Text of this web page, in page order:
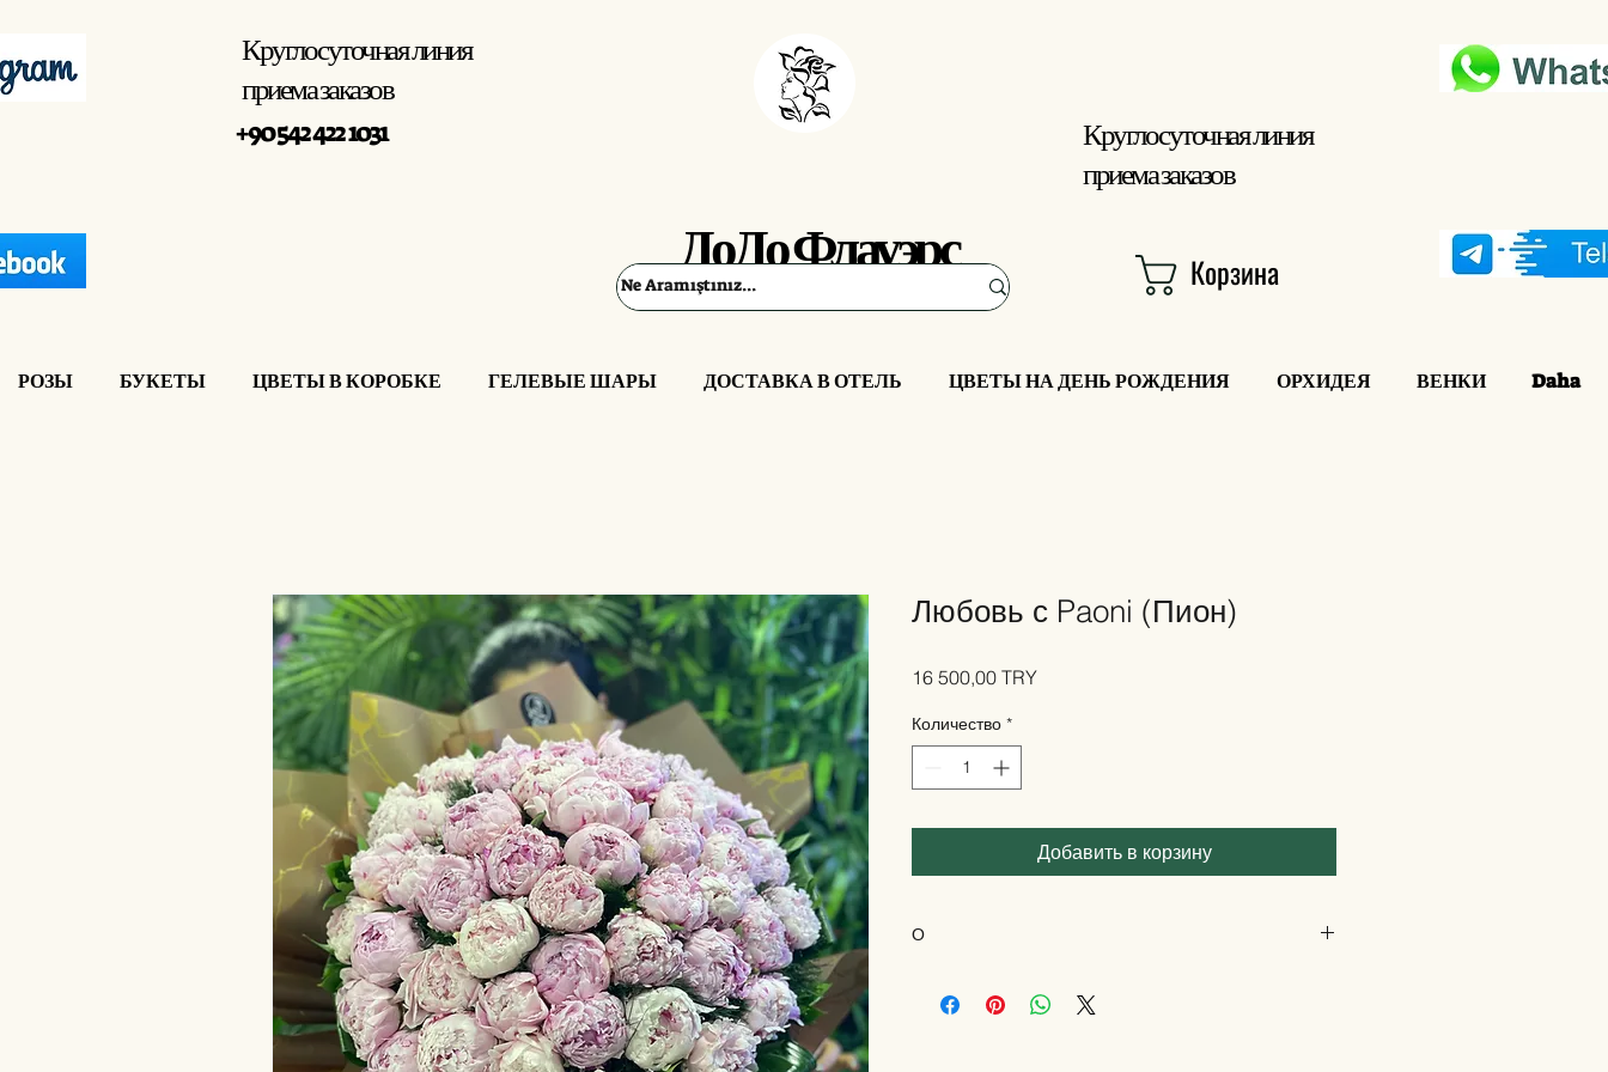
Круглосуточная линия
приема заказов
+90 542 422 1031
ДоДо Флауэрс
Круглосуточная линия
приема заказов
Корзина
РОЗЫ БУКЕТЫ ЦВЕТЫ В КОРОБКЕ ГЕЛЕВЫЕ ШАРЫ ДОСТАВКА В ОТЕЛЬ ЦВЕТЫ НА ДЕНЬ РОЖДЕНИЯ ОРХИДЕЯ ВЕНКИ Daha
Любовь с Paoni (Пион)
16 500,00 TRYЦена
Количество *
Добавить в корзину
О
элегантность в каждый момент: